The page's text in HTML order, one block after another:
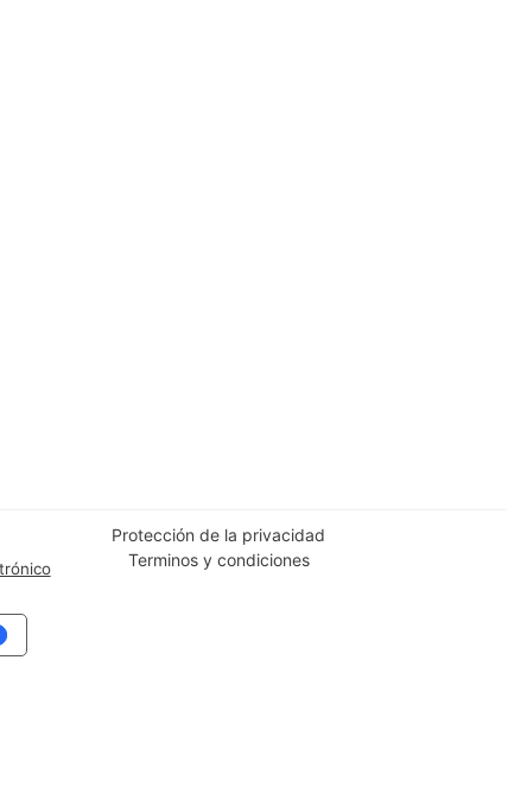
Protección de la privacidad
Terminos y condiciones